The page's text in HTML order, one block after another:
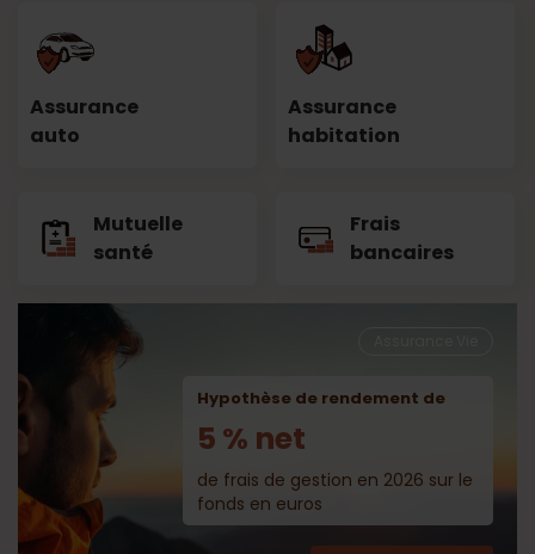
Assurance
auto
Assurance
habitation
Mutuelle
santé
Frais
bancaires
Hypothèse de rendement de
5 % net
de frais de gestion en 2026 sur le
fonds en euros